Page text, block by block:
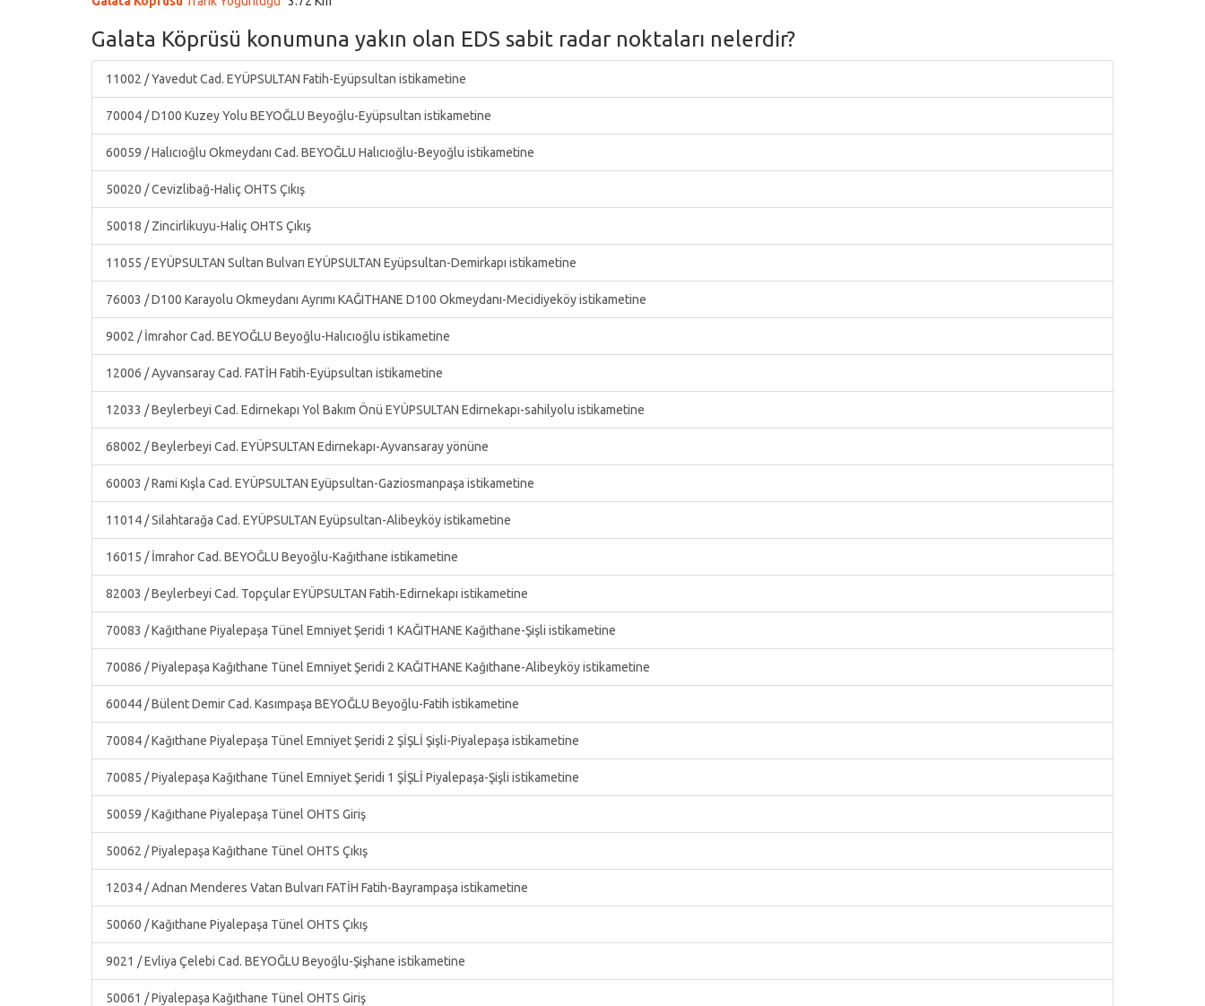
Galata Köprüsü konumuna yakın olan EDS sabit radar noktaları nelerdir?
11002 / Yavedut Cad. EYÜPSULTAN Fatih-Eyüpsultan istikametine
70004 / D100 Kuzey Yolu BEYOĞLU Beyoğlu-Eyüpsultan istikametine
60059 / Halıcıoğlu Okmeydanı Cad. BEYOĞLU Halıcıoğlu-Beyoğlu istikametine
50020 / Cevizlibağ-Haliç OHTS Çıkış
50018 / Zincirlikuyu-Haliç OHTS Çıkış
11055 / EYÜPSULTAN Sultan Bulvarı EYÜPSULTAN Eyüpsultan-Demirkapı istikametine
76003 / D100 Karayolu Okmeydanı Ayrımı KAĞITHANE D100 Okmeydanı-Mecidiyeköy istikametine
9002 / İmrahor Cad. BEYOĞLU Beyoğlu-Halıcıoğlu istikametine
12006 / Ayvansaray Cad. FATİH Fatih-Eyüpsultan istikametine
12033 / Beylerbeyi Cad. Edirnekapı Yol Bakım Önü EYÜPSULTAN Edirnekapı-sahilyolu istikametine
68002 / Beylerbeyi Cad. EYÜPSULTAN Edirnekapı-Ayvansaray yönüne
60003 / Rami Kışla Cad. EYÜPSULTAN Eyüpsultan-Gaziosmanpaşa istikametine
11014 / Silahtarağa Cad. EYÜPSULTAN Eyüpsultan-Alibeyköy istikametine
16015 / İmrahor Cad. BEYOĞLU Beyoğlu-Kağıthane istikametine
82003 / Beylerbeyi Cad. Topçular EYÜPSULTAN Fatih-Edirnekapı istikametine
70083 / Kağıthane Piyalepaşa Tünel Emniyet Şeridi 1 KAĞITHANE Kağıthane-Şişli istikametine
70086 / Piyalepaşa Kağıthane Tünel Emniyet Şeridi 2 KAĞITHANE Kağıthane-Alibeyköy istikametine
60044 / Bülent Demir Cad. Kasımpaşa BEYOĞLU Beyoğlu-Fatih istikametine
70084 / Kağıthane Piyalepaşa Tünel Emniyet Şeridi 2 ŞİŞLİ Şişli-Piyalepaşa istikametine
70085 / Piyalepaşa Kağıthane Tünel Emniyet Şeridi 1 ŞİŞLİ Piyalepaşa-Şişli istikametine
50059 / Kağıthane Piyalepaşa Tünel OHTS Giriş
50062 / Piyalepaşa Kağıthane Tünel OHTS Çıkış
12034 / Adnan Menderes Vatan Bulvarı FATİH Fatih-Bayrampaşa istikametine
50060 / Kağıthane Piyalepaşa Tünel OHTS Çıkış
9021 / Evliya Çelebi Cad. BEYOĞLU Beyoğlu-Şişhane istikametine
50061 / Piyalepaşa Kağıthane Tünel OHTS Giriş